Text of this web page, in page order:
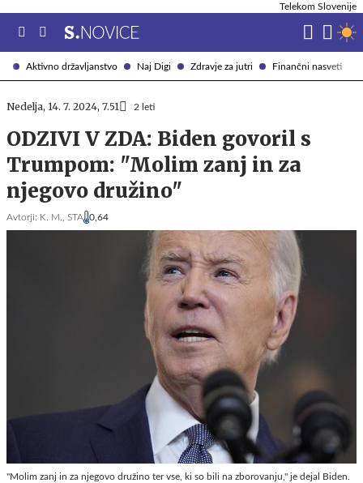
Aktivno državljanstvo Naj Digi Zdravje za jutri Finančni nasveti
Telekom Slovenije
Nedelja, 14. 7. 2024, 7.51 2 leti
ODZIVI V ZDA: Biden govoril s
Trumpom: "Molim zanj in za
njegovo družino"
Avtorji: K. M., STA 0,64
"Molim zanj in za njegovo družino ter vse, ki so bili na zborovanju," je dejal Biden.